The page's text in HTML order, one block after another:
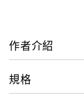
culinary
作者介紹
規格